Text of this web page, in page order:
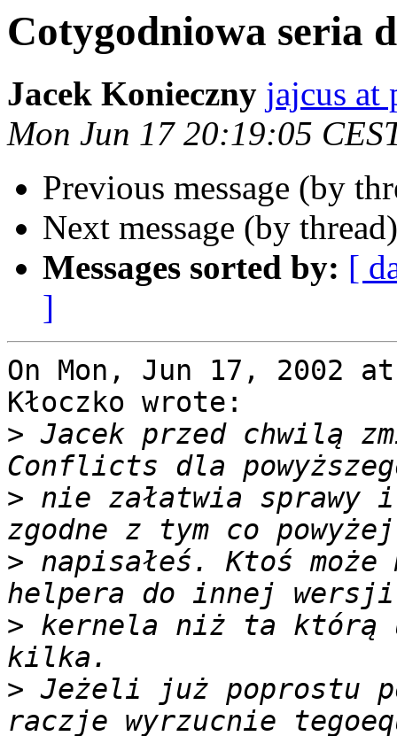
Cotygodniowa seria
Jacek Konieczny jajcus at
Mon Jun 17 20:19:05
Previous message (by
Next message (by
Messages sorted by: [
]
On Mon, Jun 17, 2002 at
Kłoczko wrote:
> Jacek przed chwilą
> nie załatwia
> napisałeś. Ktoś może
> kernela niż ta którą
> Jeżeli już poprostu